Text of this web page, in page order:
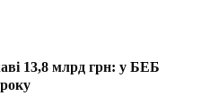
13,8 млрд грн: у БЕБ